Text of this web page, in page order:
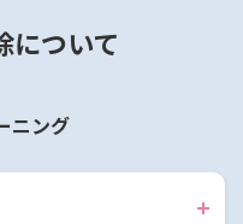
について
ニング